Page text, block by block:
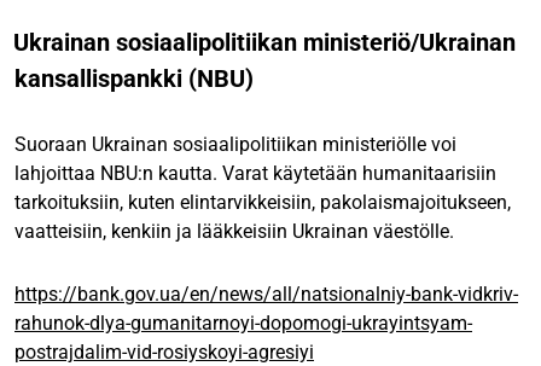
Ukrainan sosiaalipolitiikan ministeriö/Ukrainan
kansallispankki (NBU)
Suoraan Ukrainan sosiaalipolitiikan ministeriölle voi
lahjoittaa NBU:n kautta. Varat käytetään humanitaarisiin
tarkoituksiin, kuten elintarvikkeisiin, pakolaismajoitukseen,
vaatteisiin, kenkiin ja lääkkeisiin Ukrainan väestölle.
https://bank.gov.ua/en/news/all/natsionalniy-bank-vidkriv-
rahunok-dlya-gumanitarnoyi-dopomogi-ukrayintsyam-
postrajdalim-vid-rosiyskoyi-agresiyi